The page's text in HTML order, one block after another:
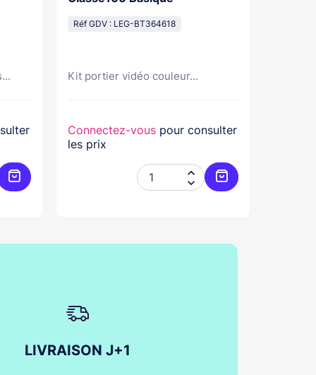
Ajouter au panier
Réf GDV : LEG-BT364618
Kit portier vidéo couleur...
Connectez-vous pour consulter
les prix


Ajouter au panier
LIVRAISON J+1